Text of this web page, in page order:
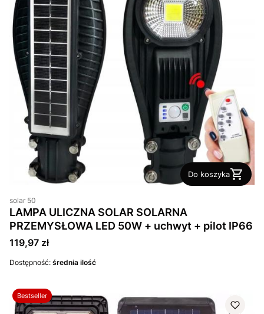
Do koszyka
solar 50
LAMPA ULICZNA SOLAR SOLARNA
PRZEMYSŁOWA LED 50W + uchwyt + pilot IP66
Cena
119,97 zł
Dostępność: średnia ilość
Bestseller